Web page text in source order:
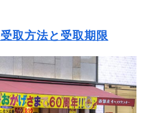
取方法と受取期限